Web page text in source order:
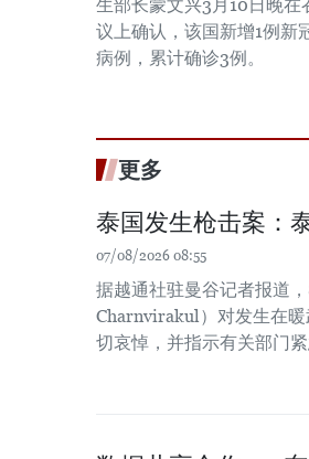
生部长蒙文兴3月10日晚在
议上确认，该国新增1例新
病例，累计确诊3例。
更多
泰国发生枪击案：
07/08/2026 08:55
据越通社驻曼谷记者报道
Charnvirakul）对发生在
切哀悼，并指示有关部门